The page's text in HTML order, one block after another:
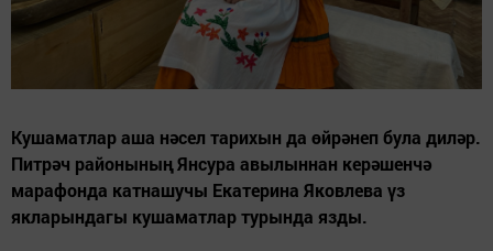
Кушаматлар аша нәсел тарихын да өйрәнеп була диләр.
Питрәч районының Янсура авылыннан керәшенчә
марафонда катнашучы Екатерина Яковлева үз
якларындагы кушаматлар турында язды.